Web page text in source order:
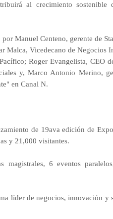
al crecimiento sostenible
Manuel Centeno, gerente de
Malca, Vicedecano de Negocios
Roger Evangelista, CEO
y, Marco Antonio Merino,
en Canal N.
de 19ava edición de
y 21,000 visitantes.
magistrales, 6 eventos
líder de negocios, innovación y